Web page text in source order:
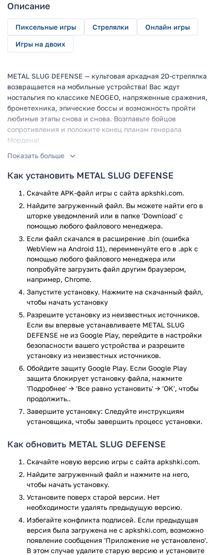
Описание
Пиксельные игры Стрелялки Онлайн игры
Игры на двоих
METAL SLUG DEFENSE — культовая аркадная 2D-стрелялка
возвращается на мобильные устройства! Вас ждут
ностальгия по классике NEOGEO, напряженные сражения,
бронетехника, эпические боссы и возможность пройти
любимые этапы снова и снова. Возглавьте бойцов
сопротивления и положите конец планам генерала
Мордена!
Игровой процесс
Вы управляете командой бойцов, проходящих этап за
этапом, расстреливая волны врагов. Каждый уровень —
это уникальное поле битвы, полное взрывов, неожиданных
атак и спасенных пленных. Ваш главный помощник —
многоцелевой танк Metal Slug, оснащенный пушками,
вулканом, функцией прыжка и даже тараном. Используйте
комбо-атаки, уклоняйтесь от выстрелов и активируйте
Атаку Slug’а, чтобы нанести сокрушительный урон. В
режиме миссий вы можете выбирать конкретные уровни
для тренировки и прохождения. А если станет скучно
одному — подключайте друга через Bluetooth и сражайтесь
плечом к плечу в кооперативном режиме.
Особенности
Идеальный порт легендарной NEOGEO-игры —
полноценный аркадный режим и уникальный
«Режим миссий».
Интерактивные поля сражений — спасайте пленных,
получайте бонусы и секретные предметы.
Легендарный танк Metal Slug — стреляйте, прыгайте,
уклоняйтесь, тараньте — управляйте мощнейшей
машиной войны.
Гибкое управление — автострельба и настраиваемое
Кооператив по Bluetooth — играйте вдвоем и
METAL SLUG DEFENSE — это идеальный подарок для
поклонников ретро-игр и классических аркад. Здесь есть
все: взрывы, танки, героизм, юмор и динамичный
геймплей. Если вы хотите испытать ностальгию по золотым
временам NEOGEO или просто ищете бодрую стрелялку на
мобильный — эта игра определенно стоит вашего
внимания. Вперед, солдат — Анти-Морден альянс ждет вас!
Показать больше
Как установить METAL SLUG DEFENSE
Скачайте APK-файл игры с сайта apkshki.com.
Найдите загруженный файл. Вы можете найти его в
шторке уведомлений или в папке 'Download' с
помощью любого файлового менеджера.
Если файл скачался в расширение .bin (ошибка
WebView на Android 11), переименуйте его в .apk с
помощью любого файлового менеджера или
попробуйте загрузить файл другим браузером,
например, Chrome.
Запустите установку. Нажмите на скачанный файл,
чтобы начать установку
Разрешите установку из неизвестных источников.
Если вы впервые устанавливаете METAL SLUG
DEFENSE не из Google Play, перейдите в настройки
безопасности вашего устройства и разрешите
установку из неизвестных источников.
Обойдите защиту Google Play. Если Google Play
защита блокирует установку файла, нажмите
'Подробнее' → 'Все равно установить' → 'OK', чтобы
продолжить..
Завершите установку: Следуйте инструкциям
установщика, чтобы завершить процесс установки.
Как обновить METAL SLUG DEFENSE
Скачайте новую версию игры с сайта apkshki.com.
Найдите загруженный файл и нажмите на него,
чтобы начать установку.
Установите поверх старой версии. Нет
необходимости удалять предыдущую версию.
Избегайте конфликта подписей. Если предыдущая
версия была загружена не с apkshki.com, возможно
появление сообщения 'Приложение не установлено'.
В этом случае удалите старую версию и установите